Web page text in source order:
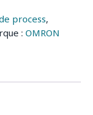
process,
: OMRON